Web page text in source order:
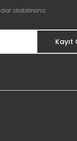
olabilirsiniz.
Kayıt